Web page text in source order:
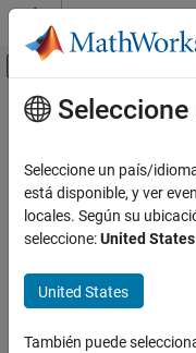
Saltar al contenido
Mostrar/
Recurso
Contenido principal
Seleccione un país/
está disponible, y ver
locales. Según su
seleccione:United States
United States
También puede